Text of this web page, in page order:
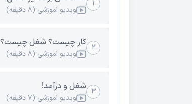
۱
ویدیو آموزشی (۸ دقیقه)
۲ کار چیست؟ شغل چیست؟
ویدیو آموزشی (۸ دقیقه)
۳ شغل و درآمد!
ویدیو آموزشی (۷ دقیقه)